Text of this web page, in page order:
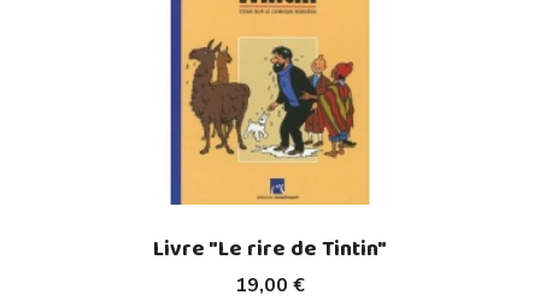
19,00 €
Livre "Le rire de Tintin"